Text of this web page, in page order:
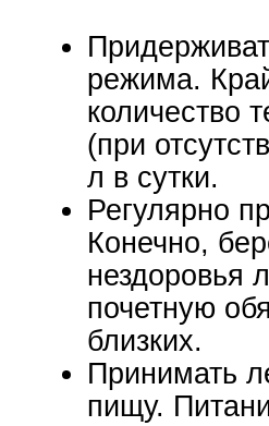
режима.
количество
(при
л в сутки.
Регулярно
Конечно,
нездоровья
почетную
близких.
Принимать
пищу.